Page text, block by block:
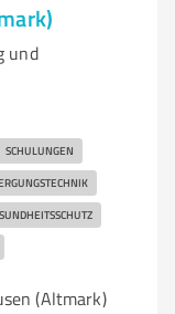
und
SCHULUNGEN
(Altmark)